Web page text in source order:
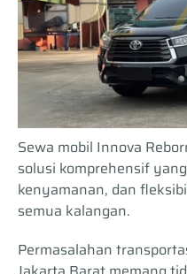
Sewa mobil Innova
solusi komprehensif
kenyamanan, dan
semua kalangan.
Permasalahan